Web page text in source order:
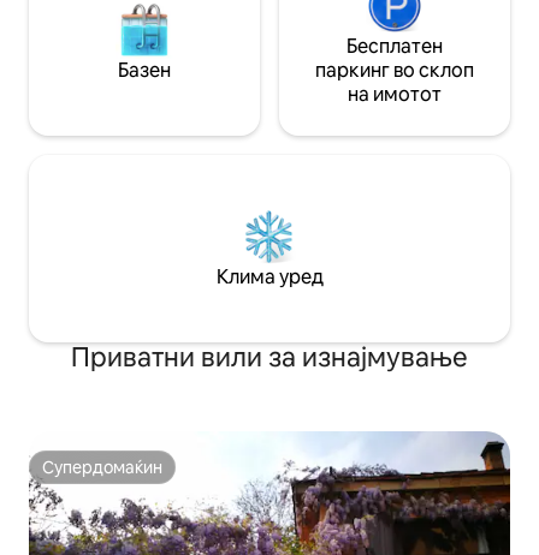
Базен
Бесплатен
паркинг во склоп
на имотот
Клима уред
Приватни вили за изнајмување
Супердомаќин
Супердомаќин